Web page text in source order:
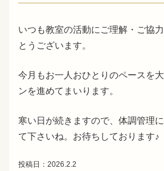
いつも教室の活動にご理解・ご協
とうございます。
今月もお一人おひとりのペースを
ンを進めてまいります。
寒い日が続きますので、体調管理
て下さいね。お待ちしております♪
投稿日：2026.2.2